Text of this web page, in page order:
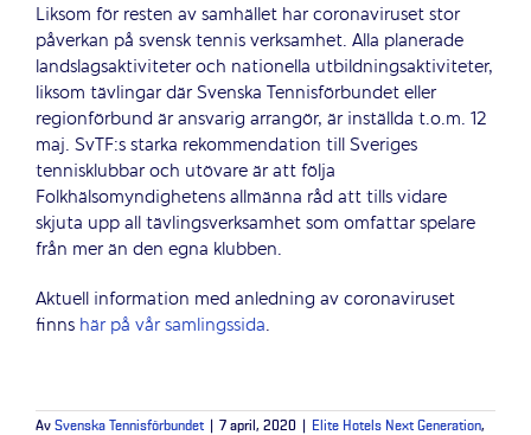
Liksom för resten av samhället har coronaviruset stor
påverkan på svensk tennis verksamhet. Alla planerade
landslagsaktiviteter och nationella utbildningsaktiviteter,
liksom tävlingar där Svenska Tennisförbundet eller
regionförbund är ansvarig arrangör, är inställda t.o.m. 12
maj. SvTF:s starka rekommendation till Sveriges
tennisklubbar och utövare är att följa
Folkhälsomyndighetens allmänna råd att tills vidare
skjuta upp all tävlingsverksamhet som omfattar spelare
från mer än den egna klubben.
Aktuell information med anledning av coronaviruset
finns här på vår samlingssida.
Av Svenska Tennisförbundet 7 april, 2020 Elite Hotels Next Generation,